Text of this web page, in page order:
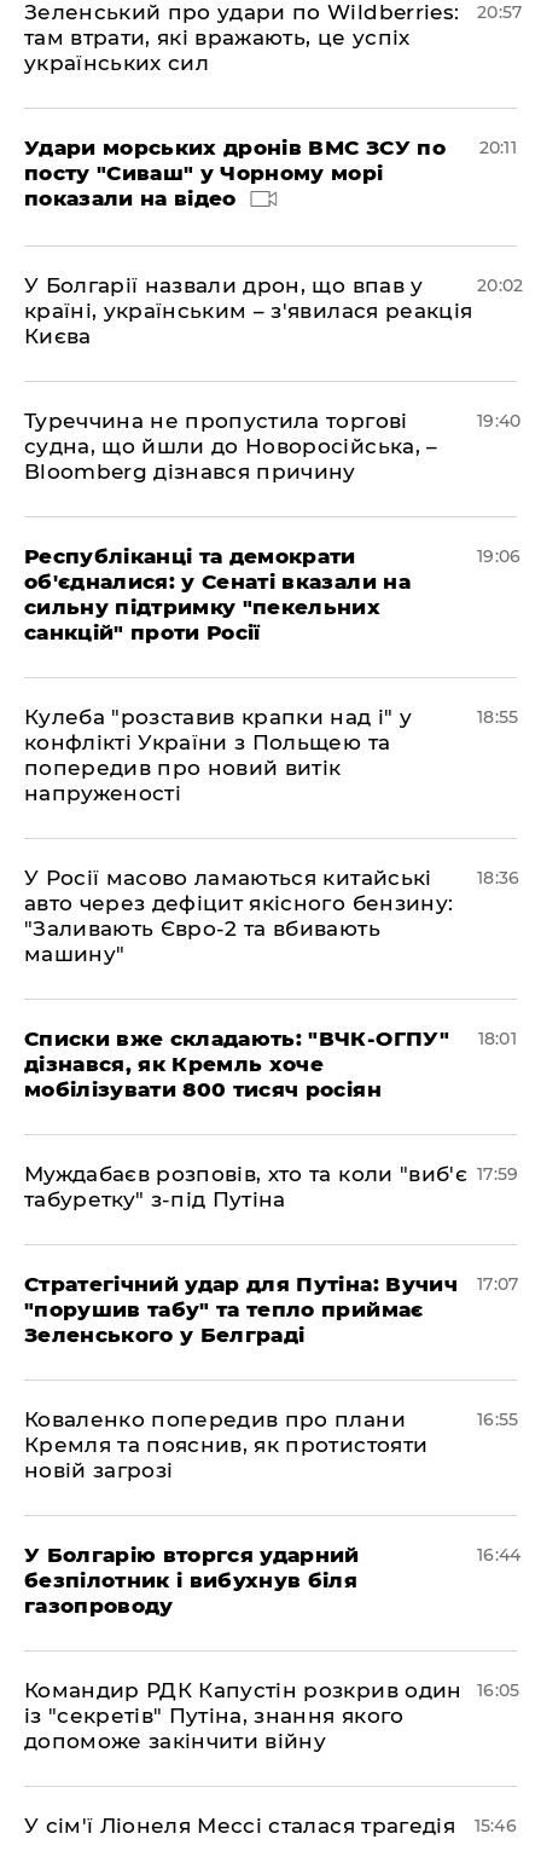
Зеленський про удари по Wildberries:
там втрати, які вражають, це успіх
українських сил
20:57
Удари морських дронів ВМС ЗСУ по
посту "Сиваш" у Чорному морі
показали на відео
20:11
У Болгарії назвали дрон, що впав у
країні, українським – з'явилася реакція
Києва
20:02
Туреччина не пропустила торгові
судна, що йшли до Новоросійська, –
Bloomberg дізнався причину
19:40
Республіканці та демократи
об'єдналися: у Сенаті вказали на
сильну підтримку "пекельних
санкцій" проти Росії
19:06
Кулеба "розставив крапки над і" у
конфлікті України з Польщею та
попередив про новий витік
напруженості
18:55
У Росії масово ламаються китайські
авто через дефіцит якісного бензину:
"Заливають Євро-2 та вбивають
машину"
18:36
Списки вже складають: "ВЧК-ОГПУ"
дізнався, як Кремль хоче
мобілізувати 800 тисяч росіян
18:01
Муждабаєв розповів, хто та коли "виб'є
табуретку" з-під Путіна
17:59
Стратегічний удар для Путіна: Вучич
"порушив табу" та тепло приймає
Зеленського у Белграді
17:07
Коваленко попередив про плани
Кремля та пояснив, як протистояти
новій загрозі
16:55
У Болгарію вторгся ударний
безпілотник і вибухнув біля
газопроводу
16:44
Командир РДК Капустін розкрив один
із "секретів" Путіна, знання якого
допоможе закінчити війну
16:05
У сім'ї Ліонеля Мессі сталася трагедія 15:46